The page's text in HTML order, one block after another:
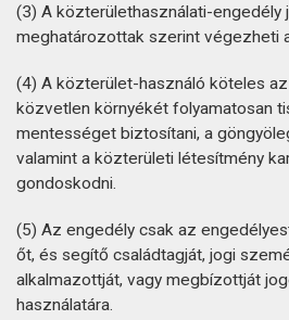
(3) A közterülethasználati-
meghatározottak szerint végezheti
(4) A közterület-használó köteles
közvetlen környékét folyamatosan
mentességet biztosítani, a
valamint a közterületi létesítmény
gondoskodni.
(5) Az engedély csak az
őt, és segítő családtagját, jogi
alkalmazottját, vagy megbízottját
használatára.